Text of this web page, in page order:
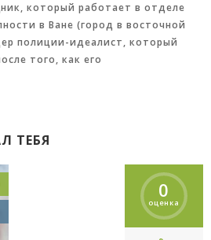
который работает в отделе
в Ване (город в восточной
полиции-идеалист, который
того, как его
ТЕБЯ
0
оценка